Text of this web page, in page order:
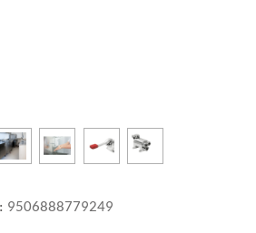
9506888779249